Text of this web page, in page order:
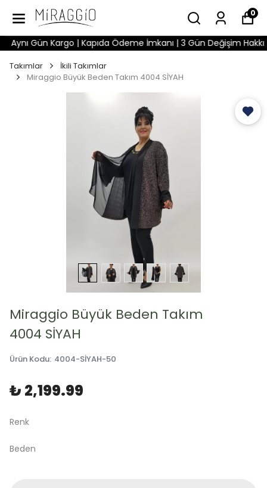
0
Aynı Gün Kargo | Kapıda Ödeme İmkanı | 3 Gün Değişim Hakkı |
Takımlar
İkili Takımlar
Miraggio Büyük Beden Takım 4004 SİYAH
Miraggio Büyük Beden Takım
4004 SİYAH
Ürün Kodu: 4004-SİYAH-50
₺ 2,199.99
Renk
Beden